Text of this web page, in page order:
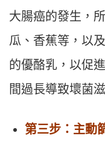
大腸癌的發生，
瓜、香蕉等，以
的優酪乳，以促
間過長導致壞菌
第三步：主動